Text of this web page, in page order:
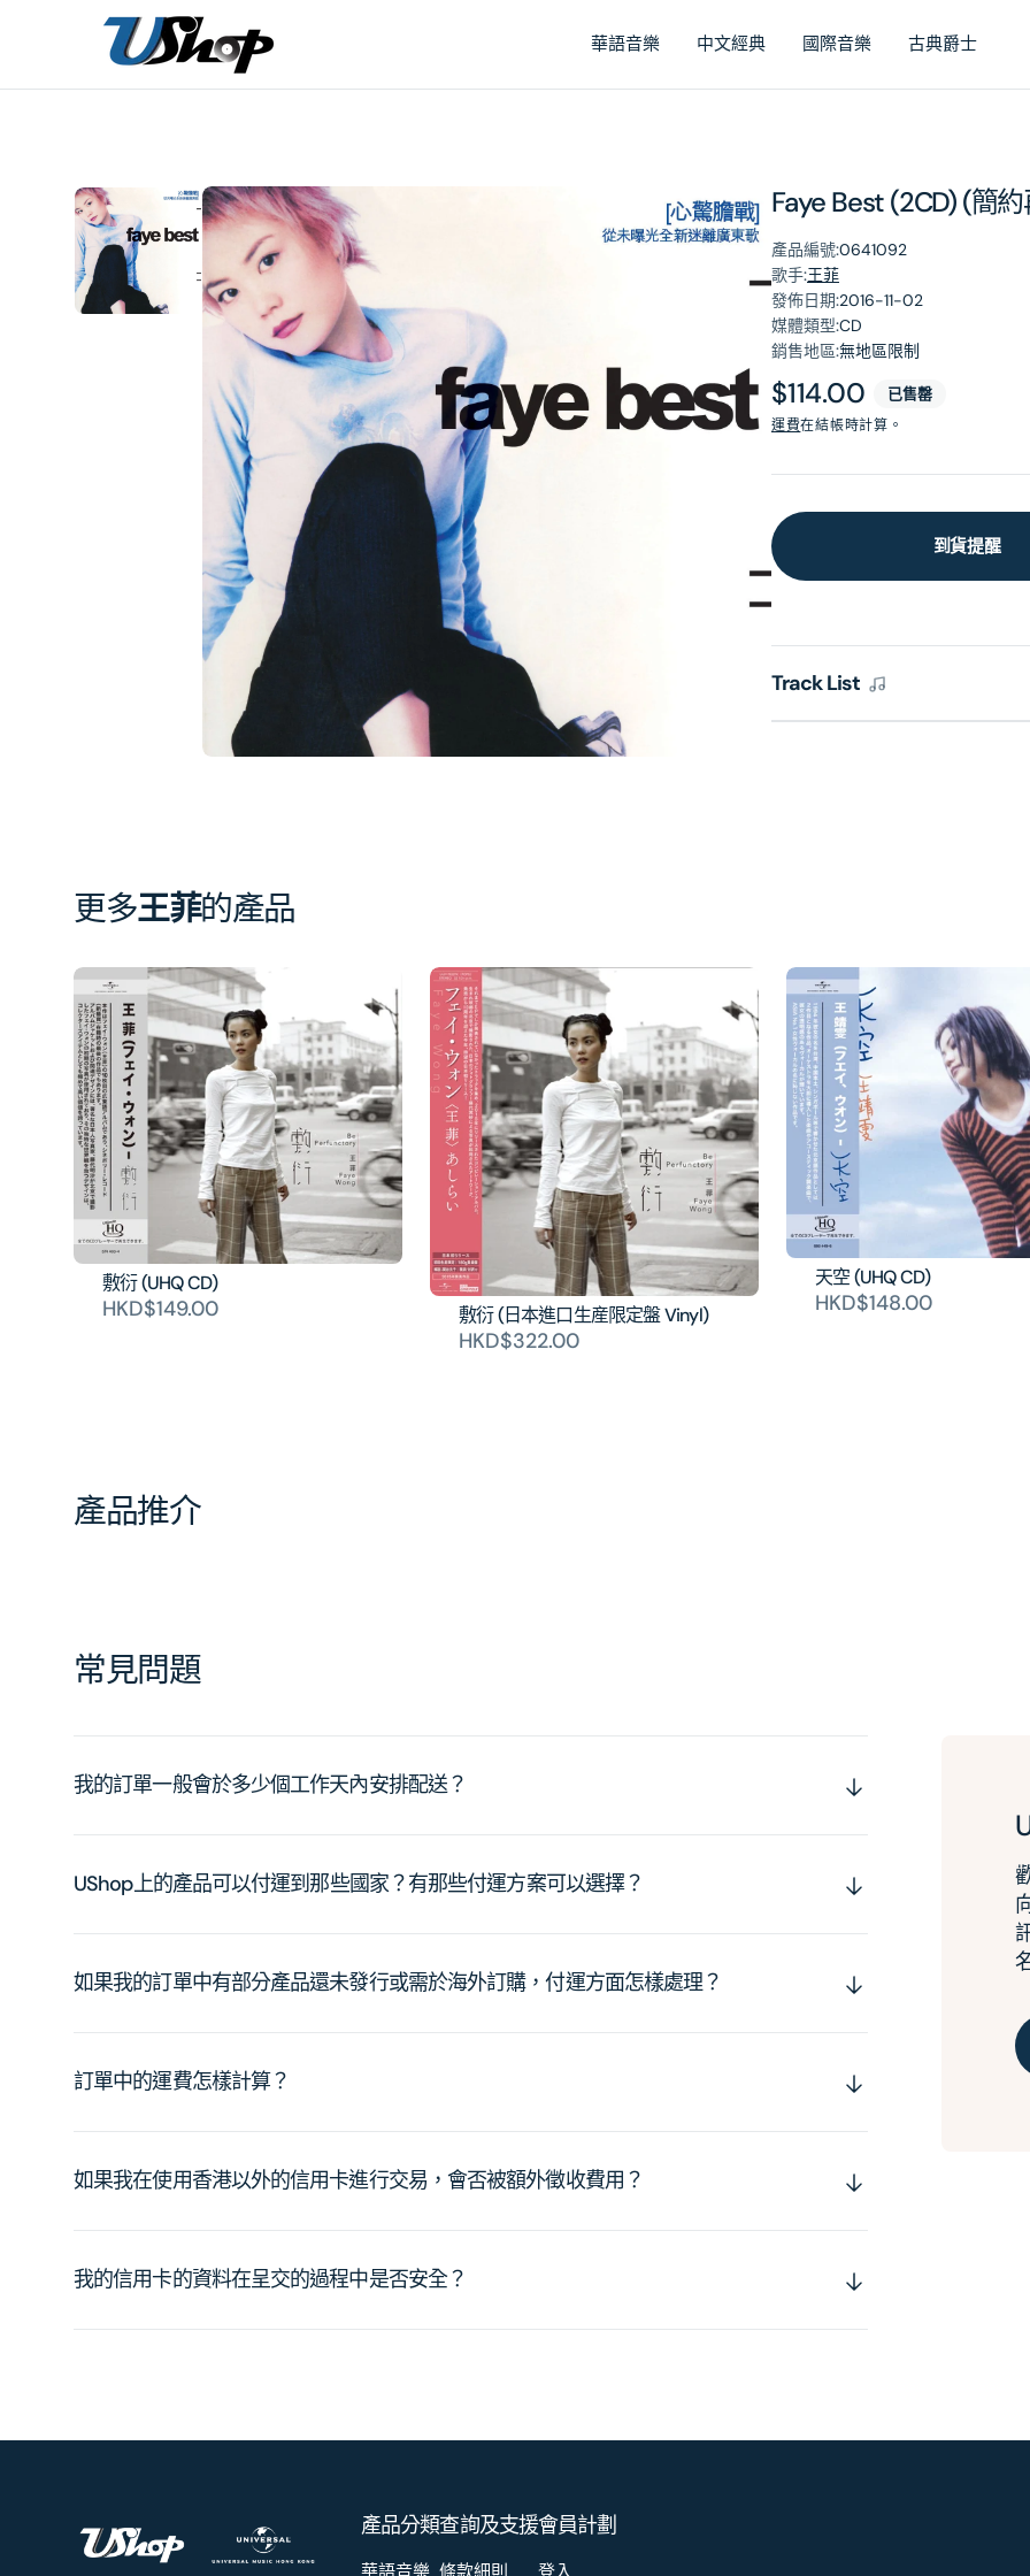
華語音樂 中文經典 國際音樂 古典爵士
Faye Best (2CD) (簡
產品編號:0641092
歌手:王菲
發佈日期:2016-11-02
媒體類型:CD
銷售地區:無地區限制
原
價
$114.00 已售罄
運費在結帳時計算。
到貨提醒
Track List
在
開
啟
圖
更多王菲的產品
敷衍 (UHQ CD)
HKD$149.00 敷衍 (日本進口生産限定盤 Vinyl)
HKD$322.00
天空 (UHQ CD)
HKD$148.00
產品推介
常見問題
我的訂單一般會於多少個工作天內安排配送？
UShop上的產品可以付運到那些國家？有那些付運方案可以選擇？
如果我的訂單中有部分產品還未發行或需於海外訂購，付運方面怎樣處理？
訂單中的運費怎樣計算？
如果我在使用香港以外的信用卡進行交易，會否被額外徵收費用？
我的信用卡的資料在呈交的過程中是否安全？
產品分類
華語音樂
查詢及支援
條款細則
會員計劃
登入